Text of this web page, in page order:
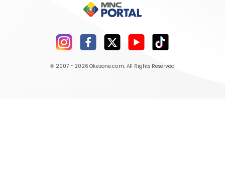
© 2007 - 2026 Okezone.com, All Rights Reserved